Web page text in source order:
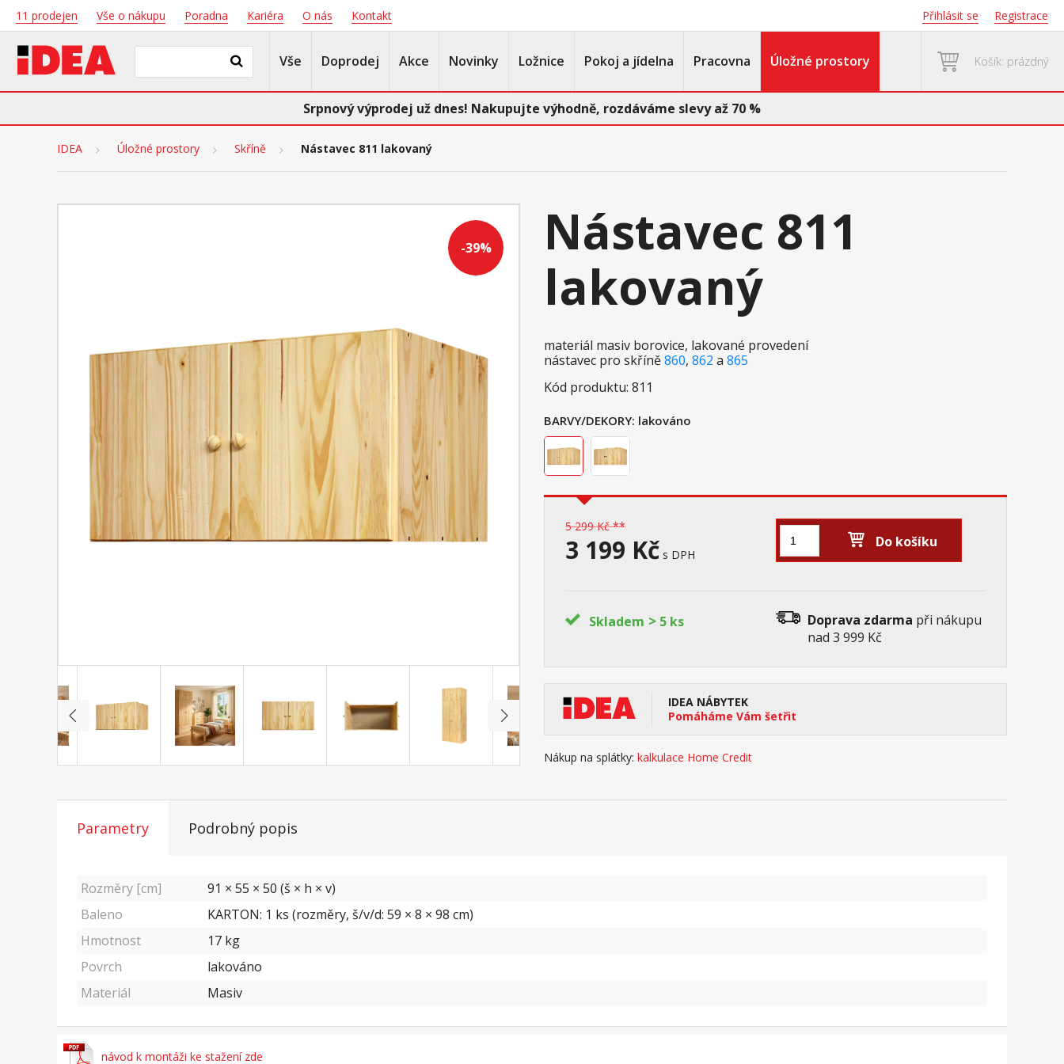
11 prodejen Vše o nákupu Poradna Kariéra O nás Kontakt Přihlásit se Registrace
Vše Doprodej Akce Novinky Ložnice Pokoj a jídelna Pracovna Úložné prostory Košík: prázdný
Srpnový výprodej už dnes! Nakupujte výhodně, rozdáváme slevy až 70 %
IDEA Úložné prostory Skříně Nástavec 811 lakovaný
-39%
Nástavec 811
lakovaný
materiál masiv borovice, lakované provedení
nástavec pro skříně860, 862 a 865
Kód produktu: 811
BARVY/DEKORY: lakováno
5 299 Kč **
3 199 Kč s DPH
Do košíku
Skladem > 5 ks Doprava zdarma při nákupu
nad 3 999 Kč
IDEA NÁBYTEK
Pomáháme Vám šetřit
Nákup na splátky: kalkulace Home Credit
Parametry Podrobný popis
Rozměry [cm]
91 × 55 × 50 (š × h × v)
Baleno
KARTON: 1 ks (rozměry, š/v/d: 59 × 8 × 98 cm)
Hmotnost
17 kg
Povrch
lakováno
Materiál
Masiv
návod k montáži ke stažení zde